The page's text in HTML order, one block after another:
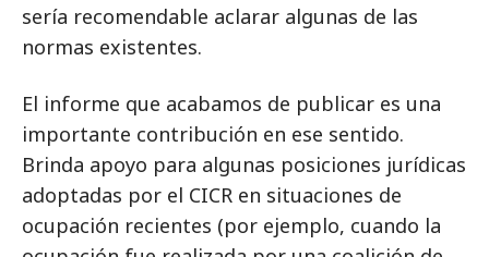
sería recomendable aclarar algunas de las
normas existentes.
El informe que acabamos de publicar es una
importante contribución en ese sentido.
Brinda apoyo para algunas posiciones jurídicas
adoptadas por el CICR en situaciones de
ocupación recientes (por ejemplo, cuando la